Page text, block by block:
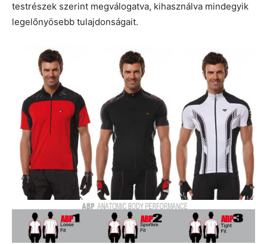
testrészek szerint megválogatva, kihasználva mindegyik
legelőnyösebb tulajdonságait.